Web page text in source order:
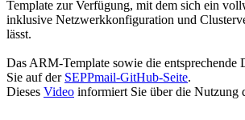
Template zur Verfügung, mit dem sich ein
inklusive Netzwerkkonfiguration und
lässt.
Das ARM-Template sowie die entsprechende
Sie auf der SEPPmail-GitHub-Seite.
Dieses Video informiert Sie über die Nutzung